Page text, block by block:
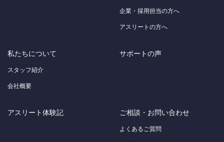
企業・採用担当の方へ
アスリートの方へ
私たちについて
スタッフ紹介
会社概要
サポートの声
アスリート体験記 ご相談・お問い合わせ
よくあるご質問